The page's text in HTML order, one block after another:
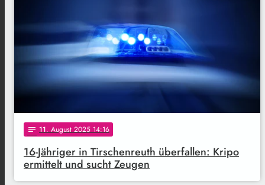
notes 11. August 2025 14:16
16-Jähriger in Tirschenreuth überfallen: Kripo
ermittelt und sucht Zeugen